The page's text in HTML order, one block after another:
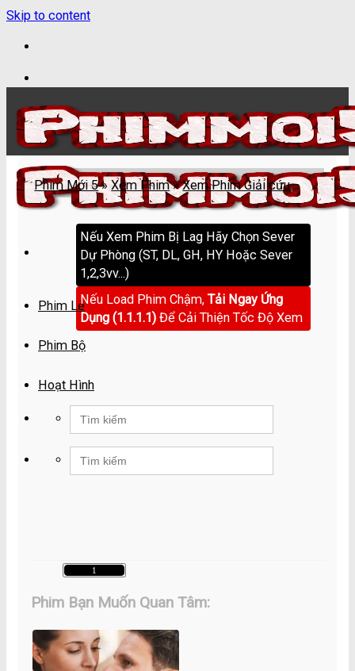
Skip to content
Phim Lẻ
Phim Bộ
Hoạt Hình
Search
for:
Search
for:
Phim Mới 5»Xem Phim»Xem Phim Giải cứu
Nếu Xem Phim Bị Lag Hãy Chọn Sever
Dự Phòng (ST, DL, GH, HY Hoặc Sever
1,2,3vv...)
Nếu Load Phim Chậm, Tải Ngay Ứng
Dụng (1.1.1.1) Để Cải Thiện Tốc Độ Xem
1
Phim Bạn Muốn Quan Tâm: